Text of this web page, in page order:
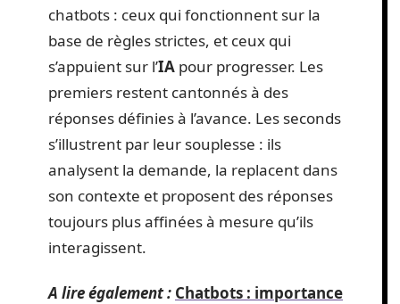
chatbots : ceux qui fonctionnent sur la
base de règles strictes, et ceux qui
s’appuient sur l’IA pour progresser. Les
premiers restent cantonnés à des
réponses définies à l’avance. Les seconds
s’illustrent par leur souplesse : ils
analysent la demande, la replacent dans
son contexte et proposent des réponses
toujours plus affinées à mesure qu’ils
interagissent.
A lire également : Chatbots : importance